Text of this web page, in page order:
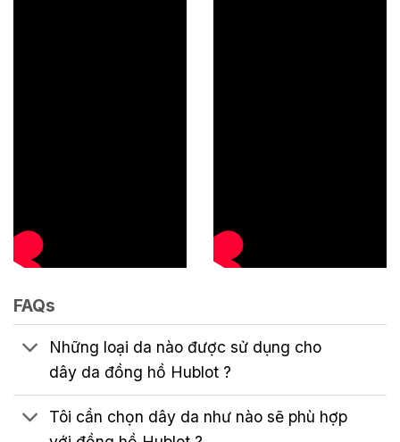
FAQs
Những loại da nào được sử dụng cho
dây da đồng hồ Hublot ?
Tôi cần chọn dây da như nào sẽ phù hợp